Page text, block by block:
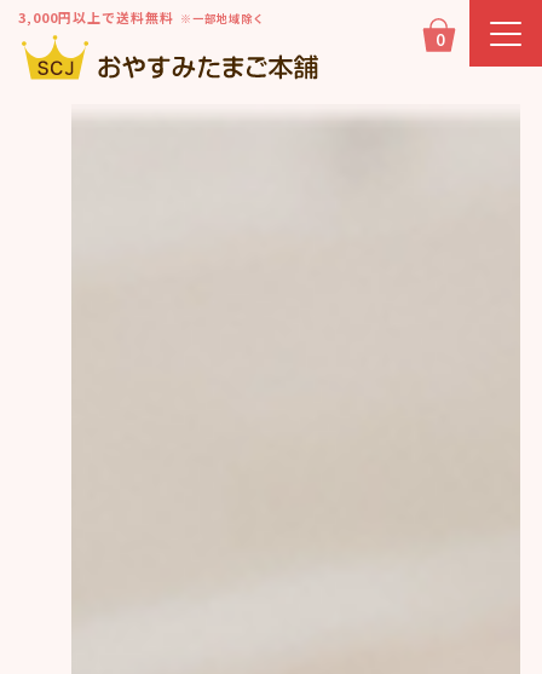
3,000円以上で送料無料 ※一部地域除く
0